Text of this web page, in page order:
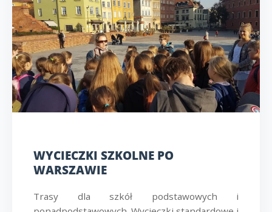
WYCIECZKI SZKOLNE PO
WARSZAWIE
Trasy dla szkół podstawowych i